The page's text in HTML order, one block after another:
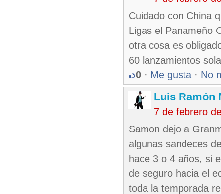
Cuidado con China
Ligas el Panameño
otra cosa es
60 lanzamientos
0 · Me gusta · No
Luis Ramón
7 de febrero
Samon dejo a
algunas sandeces
hace 3 o 4 años, si
de seguro hacia el
toda la temporada